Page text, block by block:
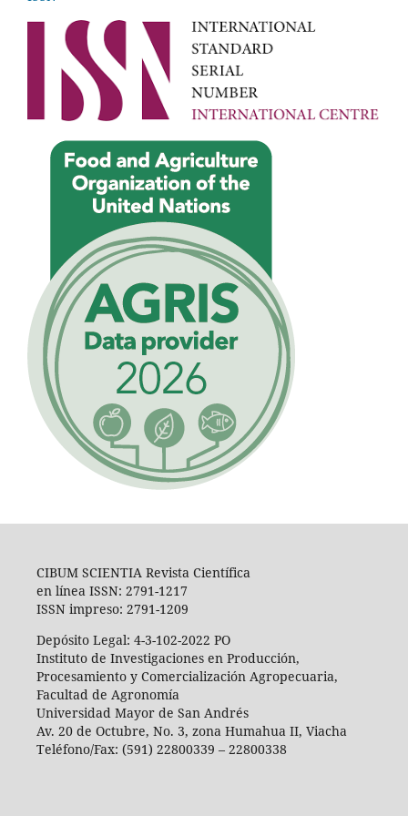
CIBUM SCIENTIA Revista Científica
en línea ISSN: 2791-1217
ISSN impreso: 2791-1209
Depósito Legal: 4-3-102-2022 PO
Instituto de Investigaciones en Producción,
Procesamiento y Comercialización Agropecuaria,
Facultad de Agronomía
Universidad Mayor de San Andrés
Av. 20 de Octubre, No. 3, zona Humahua II, Viacha
Teléfono/Fax: (591) 22800339 – 22800338